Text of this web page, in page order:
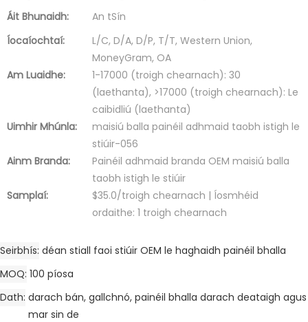
Áit Bhunaidh:
An tSín
Íocaíochtaí:
L/C, D/A, D/P, T/T, Western Union,
MoneyGram, OA
Am Luaidhe:
1-17000 (troigh chearnach): 30
(laethanta), >17000 (troigh chearnach): Le
caibidliú (laethanta)
Uimhir Mhúnla:
maisiú balla painéil adhmaid taobh istigh le
stiúir-056
Ainm Branda:
Painéil adhmaid branda OEM maisiú balla
taobh istigh le stiúir
Samplaí:
$35.0/troigh chearnach | Íosmhéid
ordaithe: 1 troigh chearnach
Seirbhís déan stiall faoi stiúir OEM le haghaidh painéil bhalla
MOQ 100 píosa
Dath darach bán, gallchnó, painéil bhalla darach deataigh agus
mar sin de